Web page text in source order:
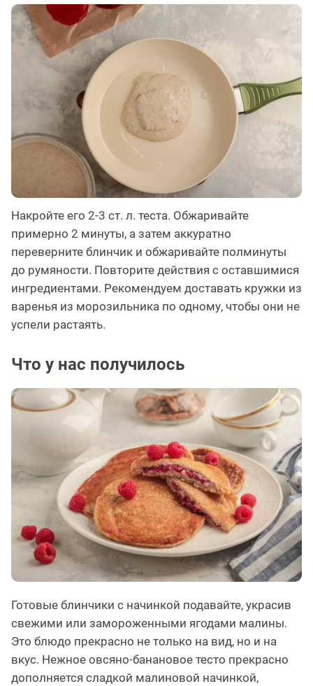
Накройте его 2-3 ст. л. теста. Обжаривайте
примерно 2 минуты, а затем аккуратно
переверните блинчик и обжаривайте полминуты
до румяности. Повторите действия с оставшимися
ингредиентами. Рекомендуем доставать кружки из
варенья из морозильника по одному, чтобы они не
успели растаять.
Что у нас получилось
Готовые блинчики с начинкой подавайте, украсив
свежими или замороженными ягодами малины.
Это блюдо прекрасно не только на вид, но и на
вкус. Нежное овсяно-банановое тесто прекрасно
дополняется сладкой малиновой начинкой,